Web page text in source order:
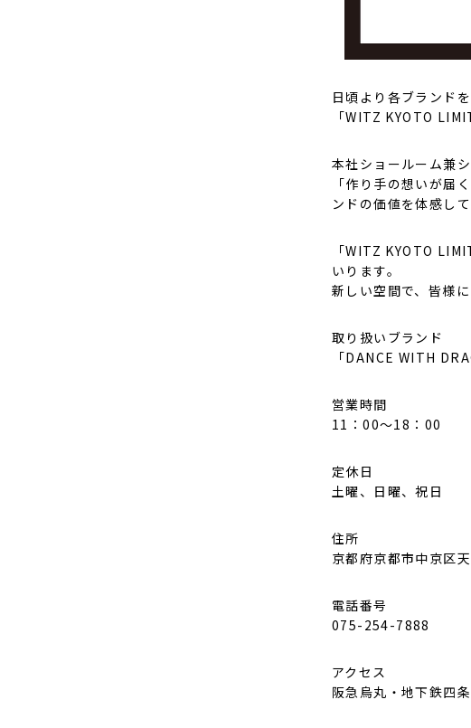
日頃より各ブランド
「WITZ KYOTO
本社ショールーム兼
「作り手の想いが届
ンドの価値を体感して
「WITZ KYOTO
いります。
新しい空間で、皆様
取り扱いブランド
「DANCE WITH
営業時間
11：00～18：00
定休日
土曜、日曜、祝日
住所
京都府京都市中京区
電話番号
075-254-7888
アクセス
阪急烏丸・地下鉄四